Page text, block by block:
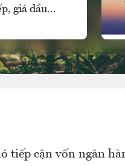
giá dầu
tiếp cận vốn ngân